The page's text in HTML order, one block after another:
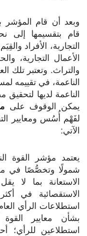
وبعد أن قام المؤشر
قام بتقسيمها إلى
التجارية، الأفراد
الأعمال التجارية،
والتراث. وتعتبر
الناعمة، في تقييمه
الناعمة لديها
يمكن الوقوف على
لفَهْم أُسُس ومعايير
الآتي:
يعتمد مؤشر القوة
شمولًا وتخصُّصًا في
استطلاعات الرأي
بشأن معايير
استطلاعين للرأي؛